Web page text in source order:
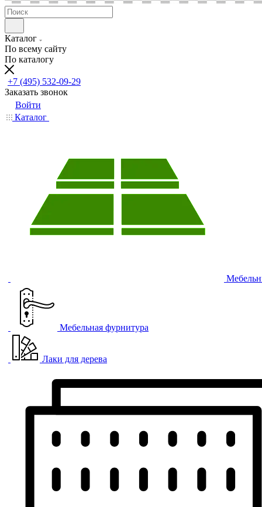
Каталог
По всему сайту
По каталогу
+7 (495) 532-09-29
Заказать звонок
Войти
Каталог
Мебельная фурнитура
Лаки для дерева